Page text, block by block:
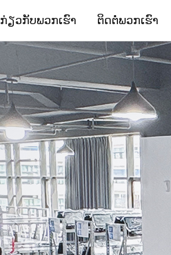
ກ່ຽວກັບພວກເຮົາ ຕິດຕໍ່ພວກເຮົາ